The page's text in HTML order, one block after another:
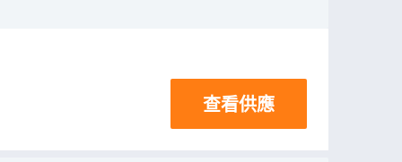
查看供應